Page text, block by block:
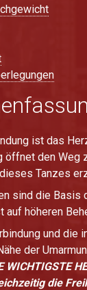
ist das
öffnet den Weg
Tanzes
sind die Basis
auf höheren
und
der
WICHTIGSTE
die